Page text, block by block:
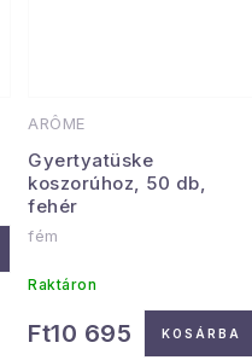
ARÔME
Gyertyatüske
koszorúhoz, 50 db,
fehér
fém
Raktáron
Ft10 695 KOSÁRBA